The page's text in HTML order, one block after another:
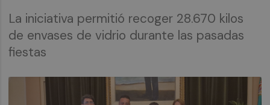
La iniciativa permitió recoger 28.670 kilos
de envases de vidrio durante las pasadas
fiestas